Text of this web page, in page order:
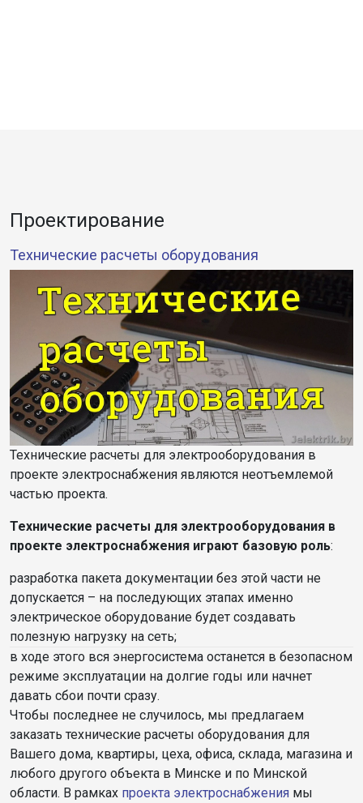
Проектирование
Технические расчеты оборудования
Технические расчеты для электрооборудования в
проекте электроснабжения являются неотъемлемой
частью проекта.
Технические расчеты для электрооборудования в
проекте электроснабжения играют базовую роль:
разработка пакета документации без этой части не
допускается – на последующих этапах именно
электрическое оборудование будет создавать
полезную нагрузку на сеть;
в ходе этого вся энергосистема останется в безопасном
режиме эксплуатации на долгие годы или начнет
давать сбои почти сразу.
Чтобы последнее не случилось, мы предлагаем
заказать технические расчеты оборудования для
Вашего дома, квартиры, цеха, офиса, склада, магазина и
любого другого объекта в Минске и по Минской
области. В рамках проекта электроснабжения мы